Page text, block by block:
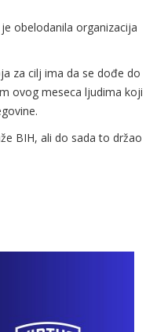
obelodanila organizacija
za cilj ima da se dođe do
ovog meseca ljudima koji
BIH, ali do sada to držao